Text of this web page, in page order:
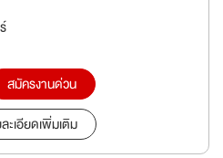
สมัครงานด่วน
ะเอียดเพิ่มเติม